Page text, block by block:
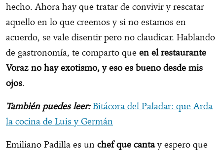
hecho. Ahora hay que tratar de convivir y rescatar
aquello en lo que creemos y si no estamos en
acuerdo, se vale disentir pero no claudicar. Hablando
de gastronomía, te comparto que en el restaurante
Voraz no hay exotismo, y eso es bueno desde mis
ojos.
También puedes leer: Bitácora del Paladar: que Arda
la cocina de Luis y Germán
Emiliano Padilla es un chef que cantay espero que